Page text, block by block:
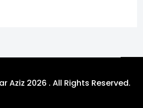
Aziz 2026 . All Rights Reserved.